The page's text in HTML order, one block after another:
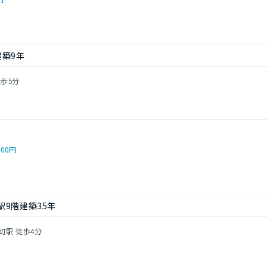
築9年
5分
円
9階建築35年
駅 徒歩4分